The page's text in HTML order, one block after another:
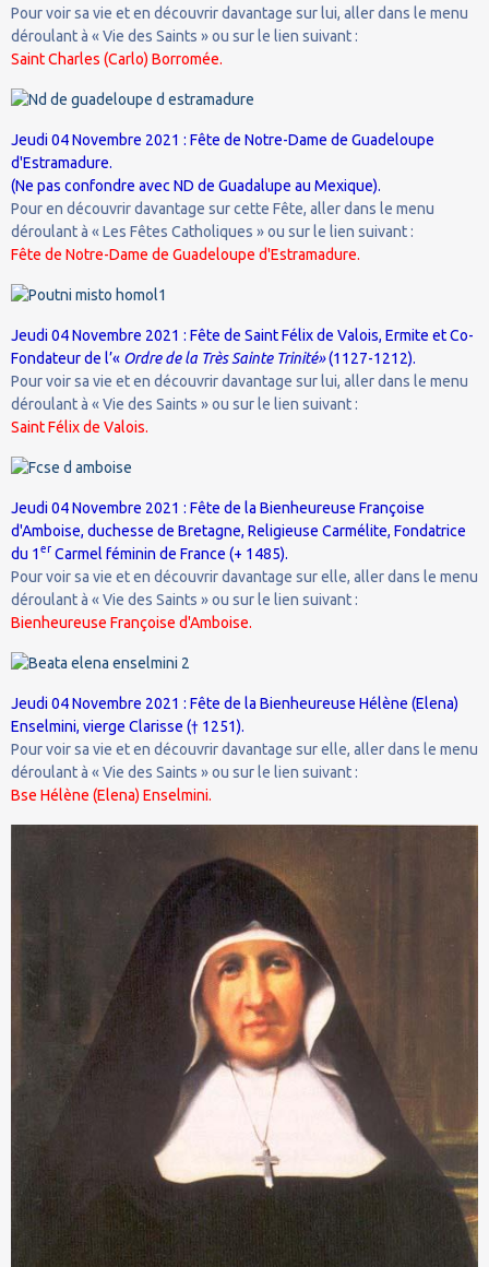
Pour voir sa vie et en découvrir davantage sur lui, aller dans le menu
déroulant à « Vie des Saints » ou sur le lien suivant :
Saint Charles (Carlo) Borromée.
Jeudi 04 Novembre 2021 : Fête de Notre-Dame de Guadeloupe
d'Estramadure.
(Ne pas confondre avec ND de Guadalupe au Mexique).
Pour en découvrir davantage sur cette Fête, aller dans le menu
déroulant à « Les Fêtes Catholiques » ou sur le lien suivant :
Fête de Notre-Dame de Guadeloupe d'Estramadure.
Jeudi 04 Novembre 2021 : Fête de Saint Félix de Valois, Ermite et Co-
Fondateur de l’« Ordre de la Très Sainte Trinité»(1127-1212).
Pour voir sa vie et en découvrir davantage sur lui, aller dans le menu
déroulant à « Vie des Saints » ou sur le lien suivant :
Saint Félix de Valois.
Jeudi 04 Novembre 2021 : Fête de la Bienheureuse Françoise
d'Amboise, duchesse de Bretagne, Religieuse Carmélite, Fondatrice
du 1er Carmel féminin de France (+ 1485).
Pour voir sa vie et en découvrir davantage sur elle, aller dans le menu
déroulant à « Vie des Saints » ou sur le lien suivant :
Bienheureuse Françoise d'Amboise.
Jeudi 04 Novembre 2021 : Fête de la Bienheureuse Hélène (Elena)
Enselmini, vierge Clarisse († 1251).
Pour voir sa vie et en découvrir davantage sur elle, aller dans le menu
déroulant à « Vie des Saints » ou sur le lien suivant :
Bse Hélène (Elena) Enselmini.